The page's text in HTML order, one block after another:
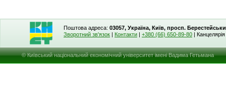
Поштова адреса: 03057, Україна, Київ, просп.
Зворотний зв'язок | Контакти | +380 (66) 650-89-80 | Канцелярія
© Київський національний економічний університет імені Вадима Гетьмана